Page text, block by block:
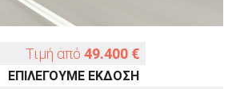
Τιμή από 49.400 €
ΕΠΙΛΕΓΟΥΜΕ ΕΚΔΟΣΗ